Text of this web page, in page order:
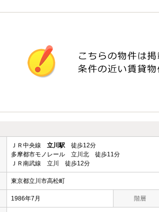
ＪＲ中央線 立川駅 徒歩12分
多摩都市モノレール 立川北 徒歩11分
ＪＲ南武線 立川 徒歩12分
東京都立川市高松町
1986年7月 階層